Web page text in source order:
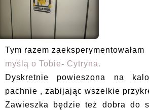
Tym razem
myślą o Tobie- Cytryna.
Dyskretnie powieszona na
pachnie , zabijając wszelkie
Zawieszka będzie też dobra do